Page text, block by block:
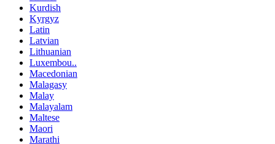
Kurdish
Kyrgyz
Latin
Latvian
Lithuanian
Luxembou..
Macedonian
Malagasy
Malay
Malayalam
Maltese
Maori
Marathi